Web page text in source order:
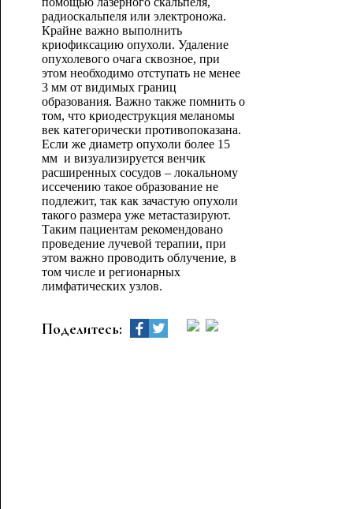
радиоскальпеля или электроножа.
Крайне важно выполнить
криофиксацию опухоли. Удаление
опухолевого очага сквозное, при
этом необходимо отступать не менее
3 мм от видимых границ
образования. Важно также помнить о
том, что криодеструкция меланомы
век категорически противопоказана.
Если же диаметр опухоли более 15
мм и визуализируется венчик
расширенных сосудов – локальному
иссечению такое образование не
подлежит, так как зачастую опухоли
такого размера уже метастазируют.
Таким пациентам рекомендовано
проведение лучевой терапии, при
этом важно проводить облучение, в
том числе и регионарных
лимфатических узлов.
Поделитесь: